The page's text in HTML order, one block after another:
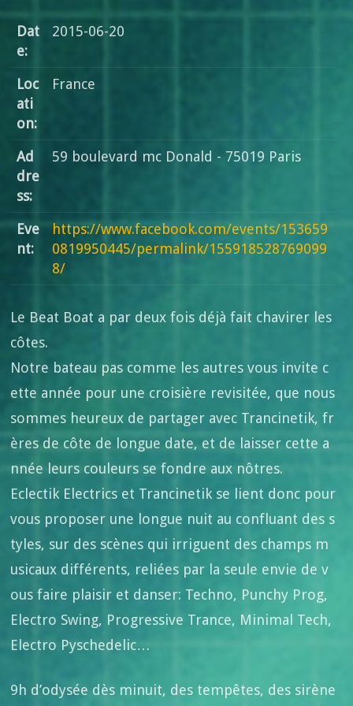
Dat
e:
2015-06-20
Loc
ati
on:
France
Ad
dre
ss:
59 boulevard mc Donald - 75019 Paris
Eve
nt:
https://www.facebook.com/events/153659
0819950445/permalink/155918528769099
8/
Le Beat Boat a par deux fois déjà fait chavirer les
côtes.
Notre bateau pas comme les autres vous invite c
ette année pour une croisière revisitée, que nous
sommes heureux de partager avec Trancinetik, fr
ères de côte de longue date, et de laisser cette a
nnée leurs couleurs se fondre aux nôtres.
Eclectik Electrics et Trancinetik se lient donc pour
vous proposer une longue nuit au confluant des s
tyles, sur des scènes qui irriguent des champs m
usicaux différents, reliées par la seule envie de v
ous faire plaisir et danser: Techno, Punchy Prog,
Electro Swing, Progressive Trance, Minimal Tech,
Electro Pyschedelic…
9h d’odysée dès minuit, des tempêtes, des sirène